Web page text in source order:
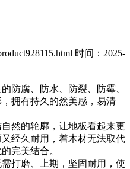
时间：2025-
防腐、防水、防裂、防霉、
拥有持久的然美感，易清
然的轮廓，让地板看起来更
经久耐用，着木材无法取代
完美结合。
打磨、上期，坚固耐用，使